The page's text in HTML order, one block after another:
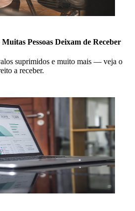
Pessoas Deixam de Receber
suprimidos e muito mais — veja o
a receber.